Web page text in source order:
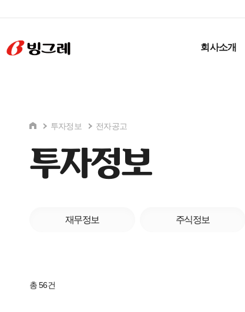
회사소개
투자정보 전자공고
투자정보
재무정보 주식정보
총 56건